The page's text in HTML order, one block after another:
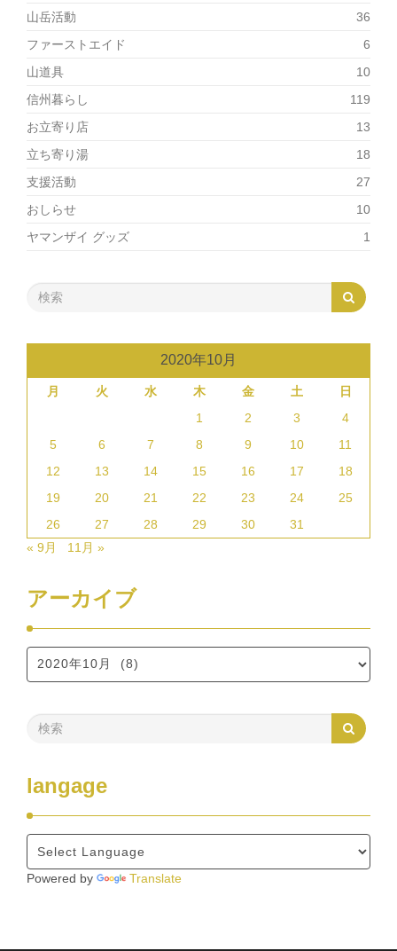
山岳活動
36
ファーストエイド
6
山道具
10
信州暮らし
119
お立寄り店
13
立ち寄り湯
18
支援活動
27
おしらせ
10
ヤマンザイ グッズ
1
2020年10月
月 火 水 木 金 土
日
1
2 3
4
5
6 7 8 9 10
11
12
13 14 15 16 17
18
19
20 21 22 23 24
25
26
27 28 29 30
31
« 9月
11月 »
アーカイブ
langage
Powered by Translate